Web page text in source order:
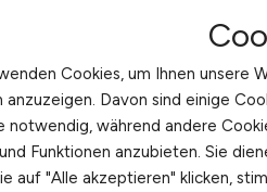
Cookies, um Ihnen unsere
anzuzeigen. Davon sind einige
notwendig, während andere
Funktionen anzubieten. Sie
auf "Alle akzeptieren" klicken,